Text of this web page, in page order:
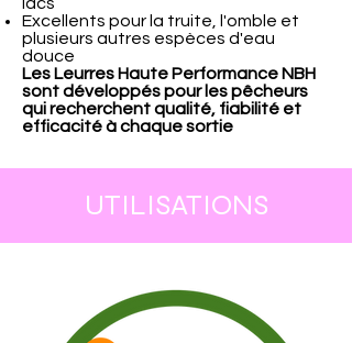
Excellents pour la truite, l'omble et
plusieurs autres espèces d'eau
douce
Les Leurres Haute Performance NBH
sont développés pour les pêcheurs
qui recherchent qualité, fiabilité et
efficacité à chaque sortie
UTILISATIONS